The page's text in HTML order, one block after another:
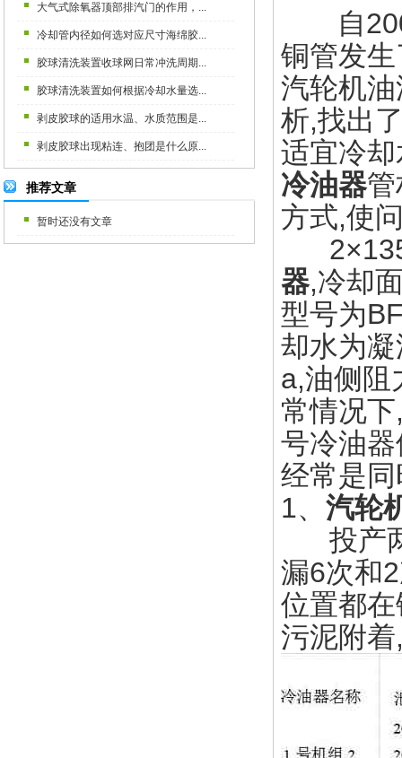
大气式除氧器顶部排汽门的作用，...
冷却管内径如何选对应尺寸海绵胶...
胶球清洗装置收球网日常冲洗周期...
胶球清洗装置如何根据冷却水量选...
剥皮胶球的适用水温、水质范围是...
剥皮胶球出现粘连、抱团是什么原...
推荐文章
暂时还没有文章
自
铜管发
汽轮机
析,找出
适宜冷
冷油器
方式,使
器,冷却
型号为
却水为
a,油侧
常情况
号冷油
经常是
1、 汽轮
投产两
漏6次和
位置都
污泥附